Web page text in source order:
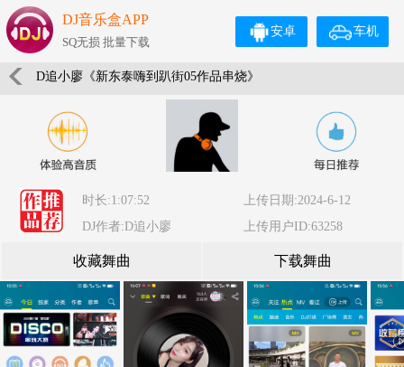
DJ音乐盒APP
SQ无损 批量下载
车机
安卓
D追小廖《新东泰嗨到趴街05作品串烧》
时长:1:07:52
上传日期:2024-6-12
DJ作者:D追小廖
上传用户ID:63258
收藏舞曲 下载舞曲